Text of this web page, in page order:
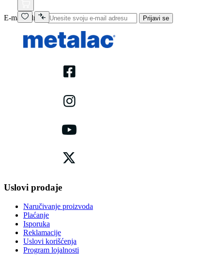
E-mail adresa Prijavi se
Uslovi prodaje
Naručivanje proizvoda
Plaćanje
Isporuka
Reklamacije
Uslovi korišćenja
Program lojalnosti